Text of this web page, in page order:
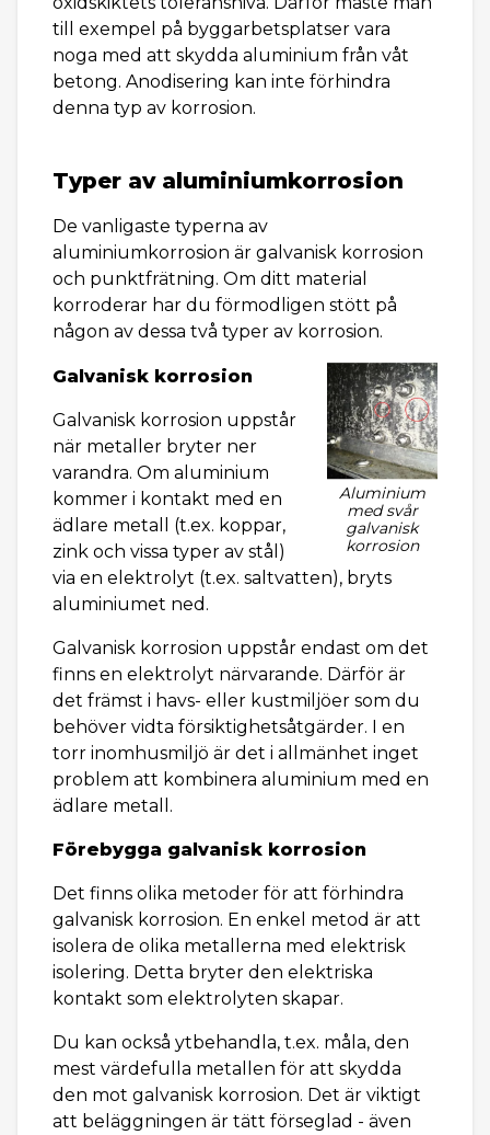
till exempel på byggarbetsplatser vara
noga med att skydda aluminium från våt
betong. Anodisering kan inte förhindra
denna typ av korrosion.
Typer av aluminiumkorrosion
De vanligaste typerna av
aluminiumkorrosion är galvanisk korrosion
och punktfrätning. Om ditt material
korroderar har du förmodligen stött på
någon av dessa två typer av korrosion.
Aluminium
med svår
galvanisk
korrosion
Galvanisk korrosion
Galvanisk korrosion uppstår
när metaller bryter ner
varandra. Om aluminium
kommer i kontakt med en
ädlare metall (t.ex. koppar,
zink och vissa typer av stål)
via en elektrolyt (t.ex. saltvatten), bryts
aluminiumet ned.
Galvanisk korrosion uppstår endast om det
finns en elektrolyt närvarande. Därför är
det främst i havs- eller kustmiljöer som du
behöver vidta försiktighetsåtgärder. I en
torr inomhusmiljö är det i allmänhet inget
problem att kombinera aluminium med en
ädlare metall.
Förebygga galvanisk korrosion
Det finns olika metoder för att förhindra
galvanisk korrosion. En enkel metod är att
isolera de olika metallerna med elektrisk
isolering. Detta bryter den elektriska
kontakt som elektrolyten skapar.
Du kan också ytbehandla, t.ex. måla, den
mest värdefulla metallen för att skydda
den mot galvanisk korrosion. Det är viktigt
att beläggningen är tätt förseglad - även